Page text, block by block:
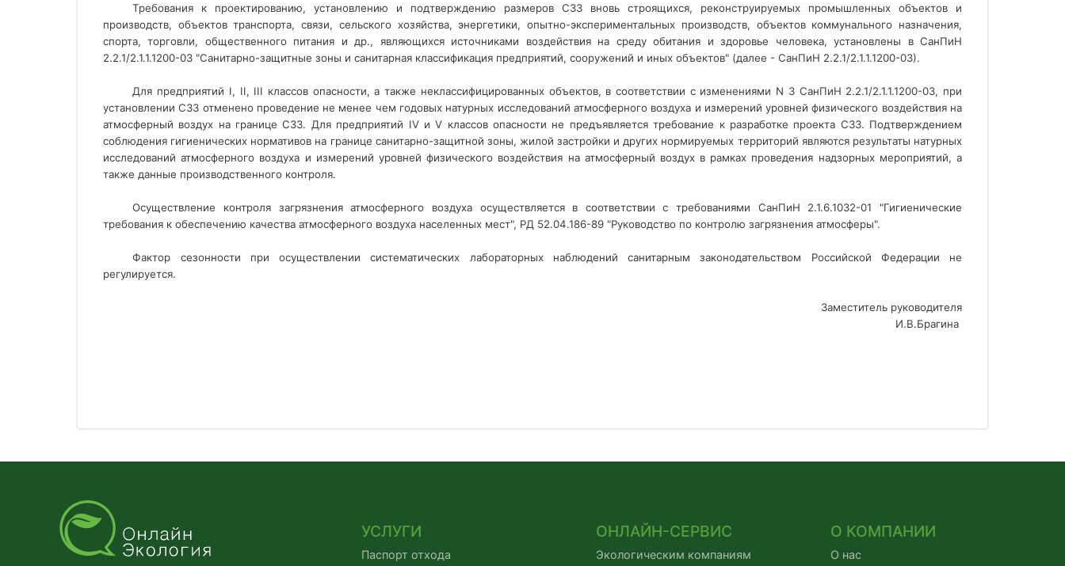
Требования к проектированию, установлению и подтверждению размеров СЗЗ вновь строящихся, реконструируемых промышленных объектов и
производств, объектов транспорта, связи, сельского хозяйства, энергетики, опытно-экспериментальных производств, объектов коммунального назначения,
спорта, торговли, общественного питания и др., являющихся источниками воздействия на среду обитания и здоровье человека, установлены в СанПиН
2.2.1/2.1.1.1200-03 "Санитарно-защитные зоны и санитарная классификация предприятий, сооружений и иных объектов" (далее - СанПиН 2.2.1/2.1.1.1200-03).
Для предприятий I, II, III классов опасности, а также неклассифицированных объектов, в соответствии с изменениями N 3 СанПиН 2.2.1/2.1.1.1200-03, при
установлении СЗЗ отменено проведение не менее чем годовых натурных исследований атмосферного воздуха и измерений уровней физического воздействия на
атмосферный воздух на границе СЗЗ. Для предприятий IV и V классов опасности не предъявляется требование к разработке проекта СЗЗ. Подтверждением
соблюдения гигиенических нормативов на границе санитарно-защитной зоны, жилой застройки и других нормируемых территорий являются результаты натурных
исследований атмосферного воздуха и измерений уровней физического воздействия на атмосферный воздух в рамках проведения надзорных мероприятий, а
также данные производственного контроля.
Осуществление контроля загрязнения атмосферного воздуха осуществляется в соответствии с требованиями СанПиН 2.1.6.1032-01 "Гигиенические
требования к обеспечению качества атмосферного воздуха населенных мест", РД 52.04.186-89 "Руководство по контролю загрязнения атмосферы".
Фактор сезонности при осуществлении систематических лабораторных наблюдений санитарным законодательством Российской Федерации не
регулируется.
Заместитель руководителя
И.В.Брагина
УСЛУГИ
Паспорт отхода
ОНЛАЙН-СЕРВИС
Экологическим компаниям
О КОМПАНИИ
О нас